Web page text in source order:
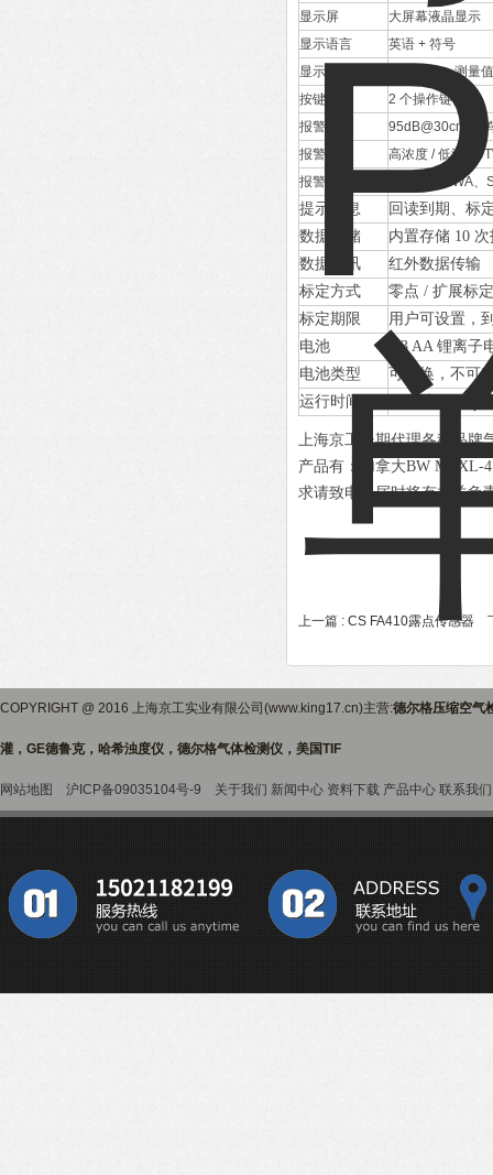
显示屏
大屏幕液晶显示
显示语言
英语 + 符号
显示内容
气体名称、测量
按键
2 个操作键
报警方式
95dB@30cm 蜂
报警信号
高浓度 / 低浓度 /
报警点设置
单独设置 TWA
提示信息
回读到期、标
数据存储
内置存储 10
数据通讯
红外数据传输
标定方式
零点 / 扩展标
标定期限
用户可设置，
电池
2/3 AA 锂离子
电池类型
可更换，不可
运行时间
上海京工长期代理各种品牌
产品有：加拿大BW MCXL-
求请致电！届时将有相关负
上一篇 : CS FA410露点传感器
COPYRIGHT @ 2016 上海京工实业有限公司(www.king17.cn)主营:德尔格压缩空气
灌，GE德鲁克，哈希浊度仪，德尔格气体检测仪，美国TIF
网站地图 沪ICP备09035104号-9 关于我们 新闻中心 资料下载 产品中心 联系我们